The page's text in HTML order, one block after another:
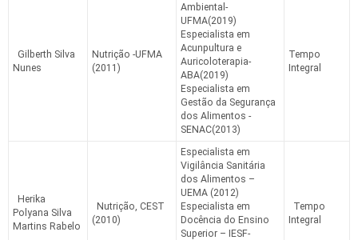
Gilberth Silva
Nunes
Nutrição -UFMA
(2011)
Ambiental-
UFMA(2019)
Especialista em
Acunpultura e
Auricoloterapia-
ABA(2019)
Especialista em
Gestão da Segurança
dos Alimentos -
SENAC(2013)
Tempo
Integral
Herika
Polyana Silva
Martins Rabelo
Nutrição, CEST
(2010)
Especialista em
Vigilância Sanitária
dos Alimentos –
UEMA (2012)
Especialista em
Docência do Ensino
Superior – IESF-
Tempo
Integral